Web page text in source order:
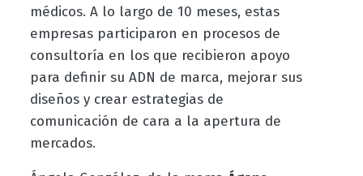
médicos. A lo largo de 10 meses, estas
empresas participaron en procesos de
consultoría en los que recibieron apoyo
para definir su ADN de marca, mejorar sus
diseños y crear estrategias de
comunicación de cara a la apertura de
mercados.